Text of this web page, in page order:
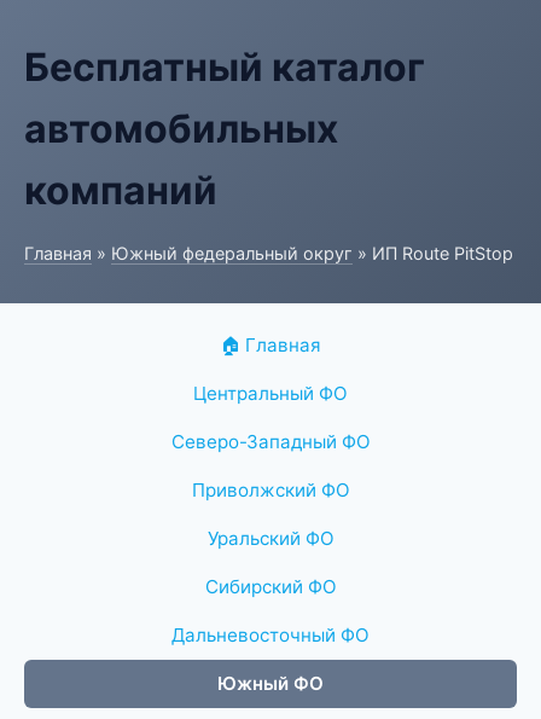
Бесплатный каталог
автомобильных
компаний
Главная » Южный федеральный округ » ИП Route PitStop
🏠 Главная
Центральный ФО
Северо-Западный ФО
Приволжский ФО
Уральский ФО
Сибирский ФО
Дальневосточный ФО
Южный ФО